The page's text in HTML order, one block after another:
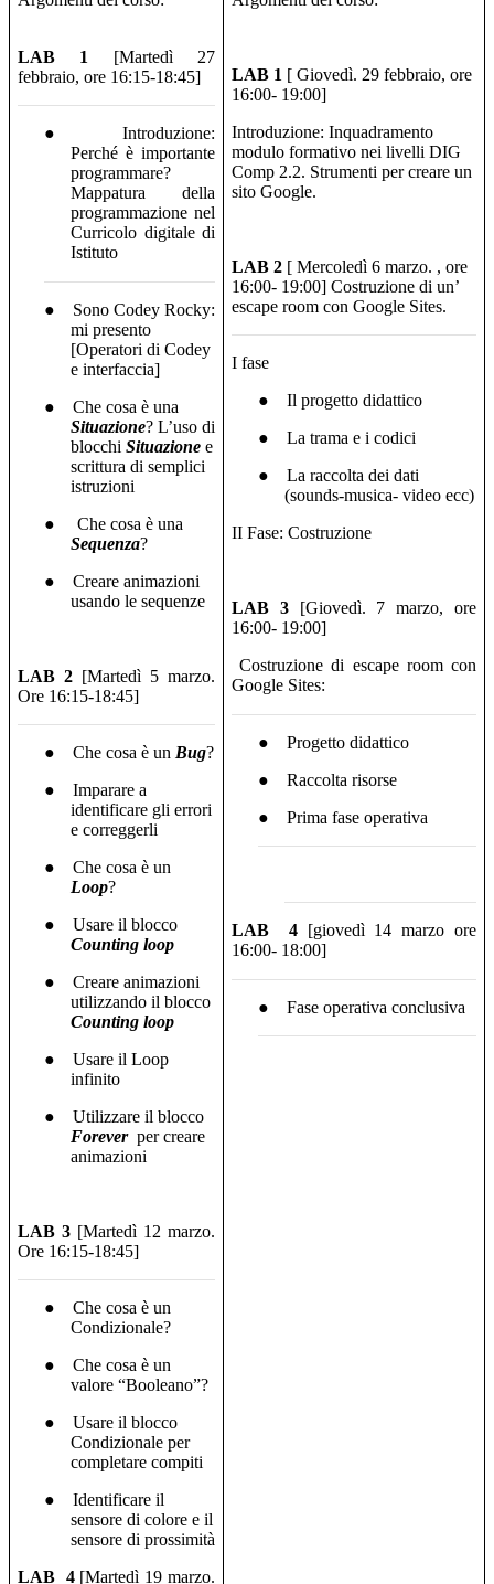
LAB 1
[Martedì 27
febbraio, ore 16:15-18:45]
●
Introduzione:
Perché è importante
programmare?
Mappatura della
programmazione nel
Curricolo digitale di
Istituto
●
Sono Codey Rocky:
mi presento
[Operatori di Codey
e interfaccia]
●
Che cosa è una
Situazione? L’uso di
blocchi Situazione e
scrittura di semplici
istruzioni
●
Che cosa è una
Sequenza?
●
Creare animazioni
usando le sequenze
LAB 2[Martedì 5 marzo.
Ore 16:15-18:45]
● Che cosa è un Bug?
●
Imparare a
identificare gli errori
e correggerli
●
Che cosa è un
Loop?
●
Usare il blocco
Counting loop
●
Creare animazioni
utilizzando il blocco
Counting loop
●
Usare il Loop
infinito
●
Utilizzare il blocco
Forever per creare
animazioni
LAB 3 [Martedì 12 marzo.
Ore 16:15-18:45]
●
Che cosa è un
Condizionale?
●
Che cosa è un
valore “Booleano”?
●
Usare il blocco
Condizionale per
completare compiti
●
Identificare il
sensore di colore e il
sensore di prossimità
LAB
4[Martedì 19 marzo.
LAB 1 [ Giovedì. 29 febbraio, ore
16:00- 19:00]
Introduzione: Inquadramento
modulo formativo nei livelli DIG
Comp 2.2. Strumenti per creare un
sito Google.
LAB 2[ Mercoledì 6 marzo. , ore
16:00- 19:00] Costruzione di un’
escape room con Google Sites.
I fase
●
Il progetto didattico
●
La trama e i codici
●
La raccolta dei dati
(sounds-musica- video ecc)
II Fase: Costruzione
LAB 3
[Giovedì. 7 marzo, ore
16:00- 19:00]
Costruzione di escape room con
Google Sites:
●
Progetto didattico
●
Raccolta risorse
●
Prima fase operativa
LAB 4 [giovedì 14 marzo ore
16:00- 18:00]
● Fase operativa conclusiva